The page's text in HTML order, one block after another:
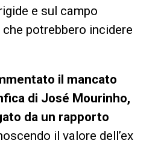
e sul campo
potrebbero incidere
il mancato
di José Mourinho,
da un rapporto
il valore dell’ex